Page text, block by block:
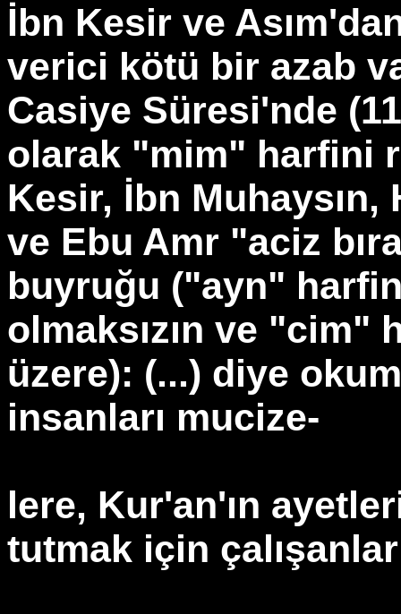
İbn Kesir ve
verici kötü bir azab
Casiye Süresi'nde
olarak "mim" harfini
Kesir, İbn
ve Ebu Amr "aciz
buyruğu ("ayn"
olmaksızın ve "cim"
üzere): (...) diye
insanları mucize-
lere, Kur'an'ın
tutmak için çalışanlar